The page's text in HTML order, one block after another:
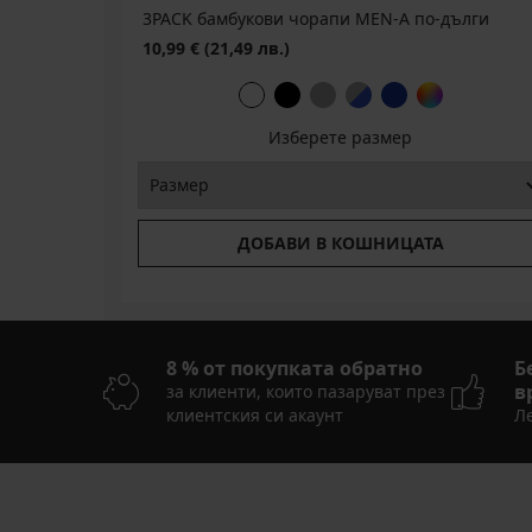
3PACK бамбукови чорапи MEN-A по-дълги
10,99 € (21,49 лв.)
Изберете размер
ДОБАВИ В КОШНИЦАТА
8 % от покупката обратно
за клиенти, които пазаруват през
клиентския си акаунт